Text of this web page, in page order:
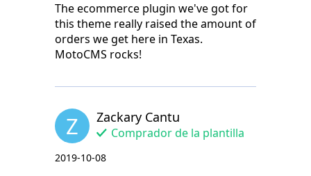
The ecommerce plugin we've got for
this theme really raised the amount of
orders we get here in Texas.
MotoCMS rocks!
Z Zackary Cantu
Comprador de la plantilla
2019-10-08